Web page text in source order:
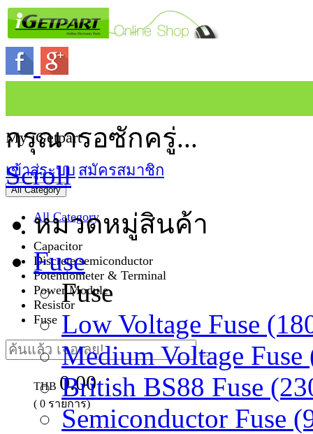
My iGetpart
เข้าสู่ระบบ สมัครสมาชิก
All Category
All Category
Capacitor
Discrete semiconductor
Potentiometer & Terminal
Power Module
Resistor
Fuse
THB 0.00
( 0 รายการ)
กรุณารอซักครู่...
Scroll
หมวดหมู่สินค้า
Fuse
Fuse
Low Voltage Fuse
Medium Voltage Fuse
British BS88 Fuse
Semiconductor Fuse